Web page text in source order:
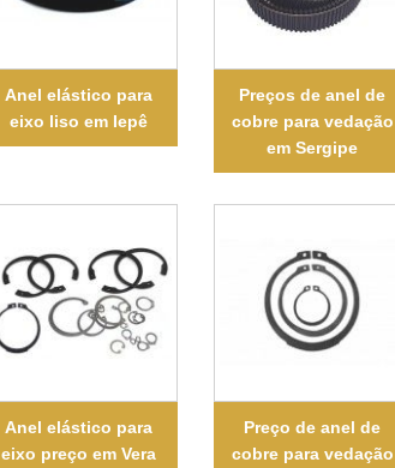
Anel elástico para
eixo liso em Iepê
Preços de anel de
cobre para vedação
em Sergipe
Anel elástico para
eixo preço em Vera
Preço de anel de
cobre para vedação